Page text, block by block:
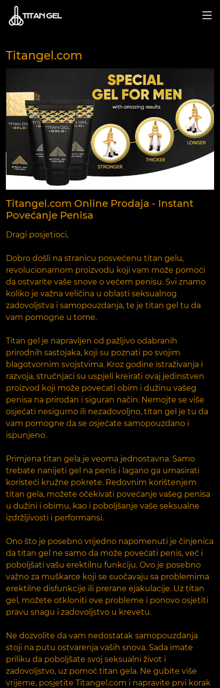
Titangel.com
Titangel.com Online Prodaja - Instant
Povećanje Penisa
Dragi posjetioci,
Dobro došli na stranicu posvećenu titan gelu,
revolucionarnom proizvodu koji vam može pomoći
da ostvarite vaše snove o većem penisu. Svi znamo
koliko je važna veličina u oblasti seksualnog
zadovoljstva i samopouzdanja, te je titan gel tu da
vam pomogne u tome.
Titan gel je napravljen od pažljivo odabranih
prirodnih sastojaka, koji su poznati po svojim
blagotvornim svojstvima. Kroz godine istraživanja i
razvoja, stručnjaci su uspjeli kreirati ovaj jedinstven
proizvod koji može povećati obim i dužinu vašeg
penisa na prirodan i siguran način. Nemojte se više
osjećati nesigurno ili nezadovoljno, titan gel je tu da
vam pomogne da se osjećate samopouzdano i
ispunjeno.
Primjena titan gela je veoma jednostavna. Samo
trebate nanijeti gel na penis i lagano ga umasirati
koristeći kružne pokrete. Redovnim korištenjem
titan gela, možete očekivati povećanje vašeg penisa
u dužini i obimu, kao i poboljšanje vaše seksualne
izdržljivosti i performansi.
Ono što je posebno vrijedno napomenuti je činjenica
da titan gel ne samo da može povećati penis, već i
poboljšati vašu erektilnu funkciju. Ovo je posebno
važno za muškarce koji se suočavaju sa problemima
erektilne disfunkcije ili prerane ejakulacije. Uz titan
gel, možete otkloniti ove probleme i ponovo osjetiti
pravu snagu i zadovoljstvo u krevetu.
Ne dozvolite da vam nedostatak samopouzdanja
stoji na putu ostvarenja vaših snova. Sada imate
priliku da poboljšate svoj seksualni život i
zadovoljstvo, uz pomoć titan gela. Ne gubite više
vrijeme, posjetite Titangel.com i napravite prvi korak